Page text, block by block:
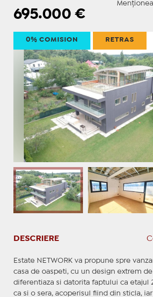
695.000 €
0% COMISION RETRAS
DESCRIERE
Estate NETWORK va propune spre
casa de oaspeti, cu un design extrem
diferentiaza si datorita faptului ca etajul
ca si o sera, acoperisul fiind din sticla,